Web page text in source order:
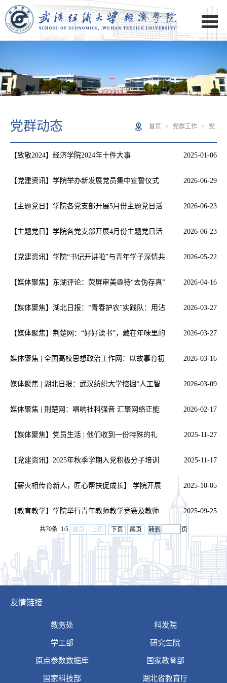
党群动态 首页 > 党群工作 > 党
【致敬2024】经济学院2024年十件大事 2025-01-06
【党建资讯】学院举办新发展党员集中宣誓仪式
暨集体谈话会
2026-06-29
【主题党日】学院各党支部开展5月份主题党日活
动
2026-06-23
【主题党日】学院各党支部开展4月份主题党日活
动
2026-06-23
【党建资讯】学院“书记开讲啦”与青年学子深情共
话“青春是什…
2026-05-22
【媒体聚焦】东湖评论：荧屏审美亟待“去伪存真” 2026-04-16
【媒体聚焦】湖北日报：“青春护农”实践队：用沾
满泥土的双脚…
2026-03-27
【媒体聚焦】荆楚网：“好好读书”，藏在年味里的
硬核传家宝
2026-03-27
媒体聚焦 | 全国高校思想政治工作网：以故事育初
心，以信仰铸…
2026-03-16
媒体聚焦 | 湖北日报：武汉纺织大学挖掘“人工智
能+”教学案例…
2026-03-09
媒体聚焦 | 荆楚网：唱响社科强音 汇聚网络正能
量
2026-02-17
【媒体聚焦】党员生活 | 他们收到一份特殊的礼
物……
2025-11-27
【党建资讯】2025年秋季学期入党积极分子培训
班第三讲开讲
2025-11-17
【薪火相传育新人，匠心帮扶促成长】 学院开展
老教师结对帮扶…
2025-10-05
【教育教学】学院举行青年教师教学竞赛及教师
传帮带结对仪式
2025-09-25
共70条 1/5 首页 上页 下页 尾页 页
友情链接
教务处 科发院
学工部 研究生院
原点参数数据库 国家教育部
国家科技部 湖北省教育厅